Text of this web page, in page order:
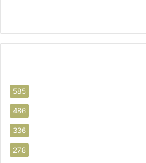
585
486
336
278